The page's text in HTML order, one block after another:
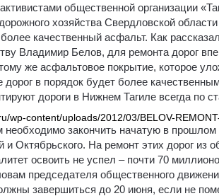
общественной организации
хозяйства Свердловской
качественный асфальт. Как
Владимир Белов, для ремонта дорог
же асфальтовое покрытие, которое
дорог в порядок будет более
дороги в Нижнем Тагиле всегда по
wp-content/uploads/2012/03/BELOV-
закончить начатую в прошлом
и Октябрьского. На ремонт этих дорог
освоить не успел – почти 70
председателя общественного
завершиться до 20 июня, если не